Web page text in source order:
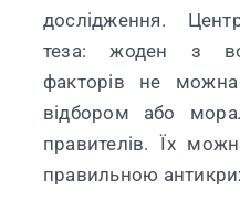
дослідження.
теза: жоден з
факторів не
відбором або
правителів. Їх
правильною